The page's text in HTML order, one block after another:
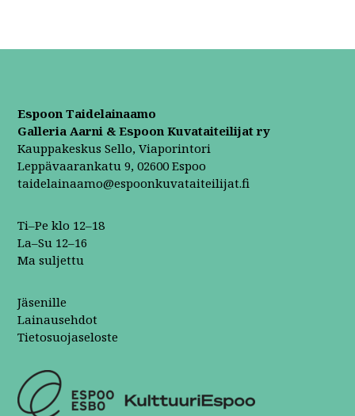
Espoon Taidelainaamo
Galleria Aarni & Espoon Kuvataiteilijat ry
Kauppakeskus Sello, Viaporintori
Leppävaarankatu 9, 02600 Espoo
taidelainaamo@espoonkuvataiteilijat.fi
Ti–Pe klo 12–18
La–Su 12–16
Ma suljettu
Jäsenille
Lainausehdot
Tietosuojaseloste